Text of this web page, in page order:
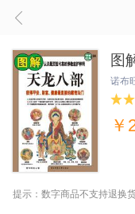
图
诺布
￥
提示：数字商品不支持退换